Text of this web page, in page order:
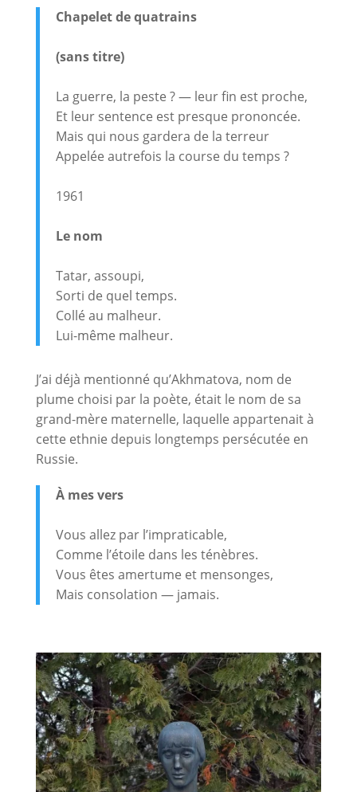
Chapelet de quatrains
(sans titre)
La guerre, la peste ? — leur fin est proche,
Et leur sentence est presque prononcée.
Mais qui nous gardera de la terreur
Appelée autrefois la course du temps ?
1961
Le nom
Tatar, assoupi,
Sorti de quel temps.
Collé au malheur.
Lui-même malheur.
J’ai déjà mentionné qu’Akhmatova, nom de
plume choisi par la poète, était le nom de sa
grand-mère maternelle, laquelle appartenait à
cette ethnie depuis longtemps persécutée en
Russie.
À mes vers
Vous allez par l’impraticable,
Comme l’étoile dans les ténèbres.
Vous êtes amertume et mensonges,
Mais consolation — jamais.